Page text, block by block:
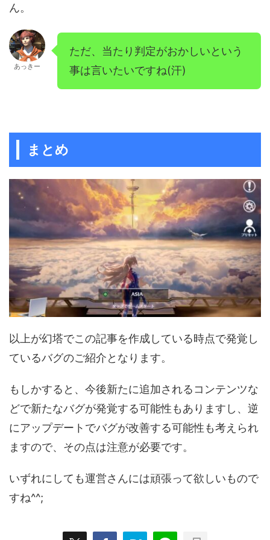
ん。
あっきー
ただ、当たり判定がおかしいという
事は言いたいですね(汗)
まとめ
以上が幻塔でこの記事を作成している時点で発覚し
ているバグのご紹介となります。
もしかすると、今後新たに追加されるコンテンツな
どで新たなバグが発覚する可能性もありますし、逆
にアップデートでバグが改善する可能性も考えられ
ますので、その点は注意が必要です。
いずれにしても運営さんには頑張って欲しいもので
すね^^;